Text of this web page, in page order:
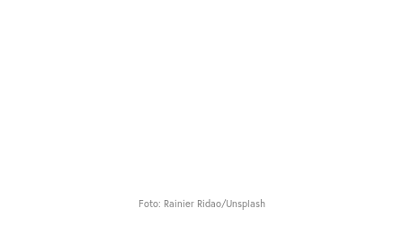
Foto: Rainier Ridao/Unsplash